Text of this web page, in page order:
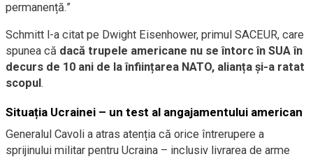
permanență.”
Schmitt l-a citat pe Dwight Eisenhower, primul SACEUR, care
spunea că dacă trupele americane nu se întorc în SUA în
decurs de 10 ani de la înființarea NATO, alianța și-a ratat
scopul.
Situația Ucrainei – un test al angajamentului american
Generalul Cavoli a atras atenția că orice întrerupere a
sprijinului militar pentru Ucraina – inclusiv livrarea de arme